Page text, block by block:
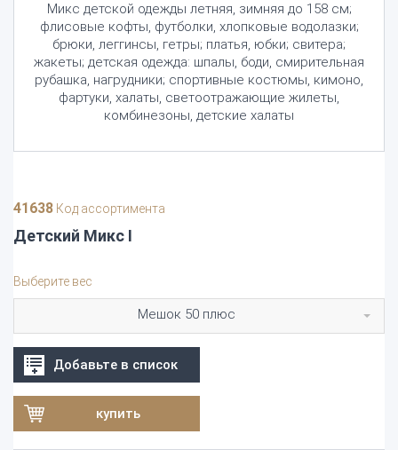
Микс детской одежды летняя, зимняя до 158 см;
флисовые кофты, футболки, хлопковые водолазки;
брюки, леггинсы, гетры; платья, юбки; свитера;
жакеты; детская одежда: шпалы, боди, смирительная
рубашка, нагрудники; спортивные костюмы, кимоно,
фартуки, халаты, светоотражающие жилеты,
комбинезоны, детские халаты
41638 Код ассортимента
Детский Микс I
Выберите вес
Мешок 50 плюс
Добавьте в список
купить